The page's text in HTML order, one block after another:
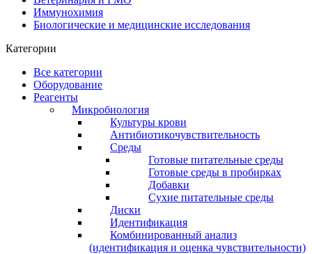
Иммунохимия
Биологические и медицинские исследования
Категории
Все категории
Оборудование
Реагенты
Микробиология
Культуры крови
Антибиотикочувствительность
Среды
Готовые питательные среды
Готовые среды в пробирках
Добавки
Сухие питательные среды
Диски
Идентификация
Комбинированный анализ
(идентификация и оценка чувствительности)